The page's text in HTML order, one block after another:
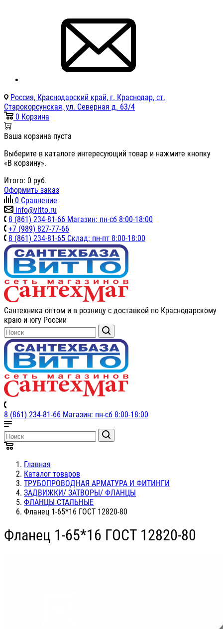
Россия, Краснодарский край, г. Краснодар, ст.
Старокорсунская, ул. Северная д. 63/4
0 Корзина
Ваша корзина пуста
Выберите в каталоге интересующий товар и нажмите кнопку
«В корзину».
Итого: 0 руб.
Оформить заказ
0 Сравнение
info@vitto.ru
8 (861) 234-81-66 Магазин: пн-сб 8:00-18:00
+7 (989) 827-77-66
8 (861) 234-81-65 Склад: пн-пт 8:00-18:00
Сантехника оптом и в розницу с доставкой по Краснодарскому
краю и югу России
8 (861) 234-81-66 Магазин: пн-сб 8:00-18:00
Главная
Каталог товаров
ТРУБОПРОВОДНАЯ АРМАТУРА И ФИТИНГИ
ЗАДВИЖКИ/ ЗАТВОРЫ/ ФЛАНЦЫ
ФЛАНЦЫ СТАЛЬНЫЕ
Фланец 1-65*16 ГОСТ 12820-80
Фланец 1-65*16 ГОСТ 12820-80